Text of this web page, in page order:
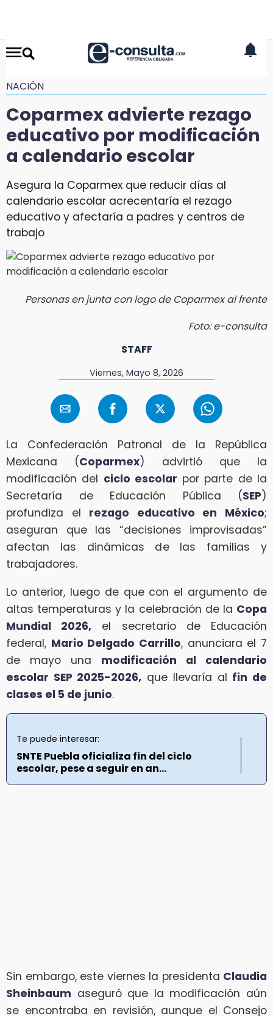
NACIÓN
Coparmex advierte rezago
educativo por modificación
a calendario escolar
Asegura la Coparmex que reducir días al
calendario escolar acrecentaría el rezago
educativo y afectaría a padres y centros de
trabajo
Personas en junta con logo de Coparmex al frente
Foto: e-consulta
STAFF
Viernes, Mayo 8, 2026
La Confederación Patronal de la República
Mexicana (Coparmex) advirtió que la
modificación del ciclo escolar por parte de la
Secretaría de Educación Pública (SEP)
profundiza el rezago educativo en México;
aseguran que las “decisiones improvisadas”
afectan las dinámicas de las familias y
trabajadores.
Lo anterior, luego de que con el argumento de
altas temperaturas y la celebración de la Copa
Mundial 2026, el secretario de Educación
federal, Mario Delgado Carrillo, anunciara el 7
de mayo una modificación al calendario
escolar SEP 2025-2026, que llevaría al fin de
clases el 5 de junio.
Te puede interesar:
SNTE Puebla oficializa fin del ciclo
escolar, pese a seguir en an...
Sin embargo, este viernes la presidenta Claudia
Sheinbaum aseguró que la modificación aún
se encontraba en revisión, aunque el Consejo